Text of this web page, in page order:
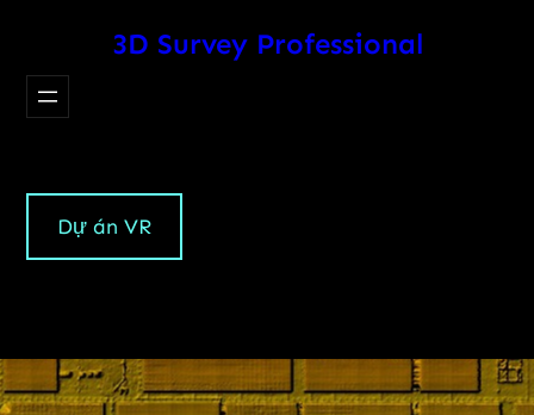
phần
nội
3D Survey Professional
Dự án VR